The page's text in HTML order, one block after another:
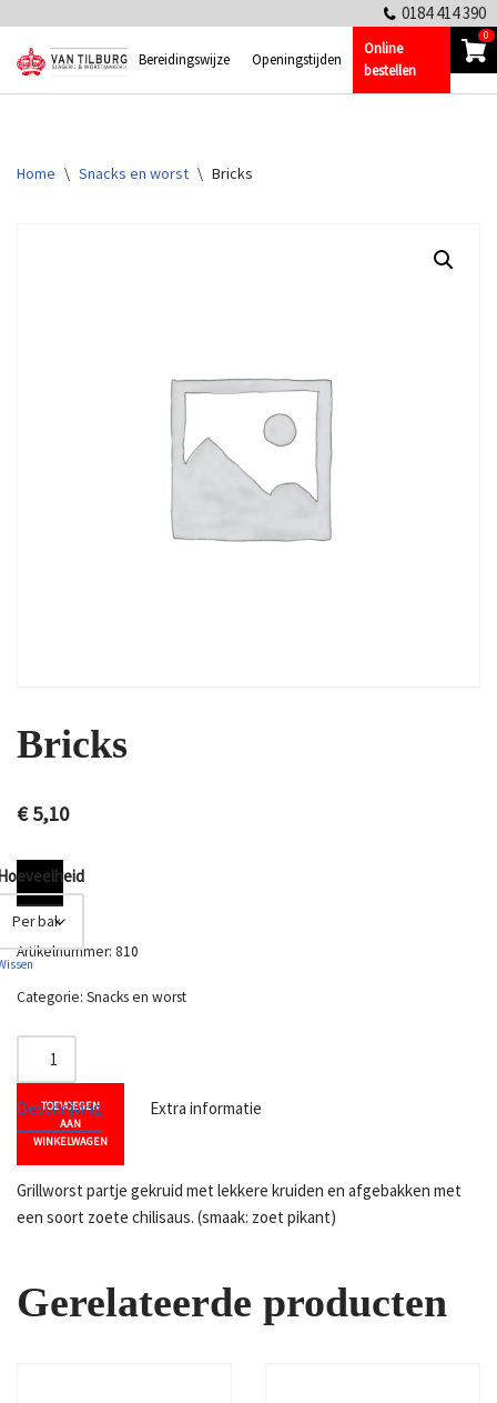
Ga
0184 414 390
Bereidingswijze Openingstijden
Online
bestellen
0
Home \ Snacks en worst \ Bricks
Bricks
€5,10
TOEVOEGEN
AAN
WINKELWAGEN
Artikelnummer: 810
Categorie: Snacks en worst
Beschrijving Extra informatie
Grillworst partje gekruid met lekkere kruiden en afgebakken met
een soort zoete chilisaus. (smaak: zoet pikant)
Gerelateerde producten